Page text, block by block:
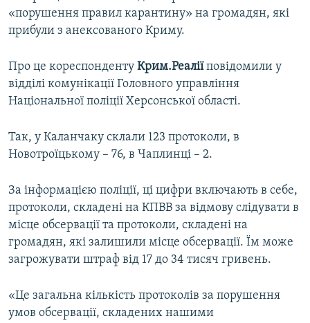
«порушення правил карантину» на громадян, які
прибули з анексованого Криму.
Про це кореспонденту Крим.Реаліїповідомили у
відділі комунікації Головного управління
Національної поліції Херсонської області.
Так, у Каланчаку склали 123 протоколи, в
Новотроїцькому – 76, в Чаплинці – 2.
За інформацією поліції, ці цифри включають в себе,
протоколи, складені на КПВВ за відмову слідувати в
місце обсервації та протоколи, складені на
громадян, які залишили місце обсервації. Їм може
загрожувати штраф від 17 до 34 тисяч гривень.
«Це загальна кількість протоколів за порушення
умов обсервації, складених нашими